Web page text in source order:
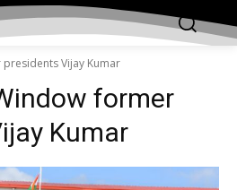
presidentsVijay Kumar
former
Kumar